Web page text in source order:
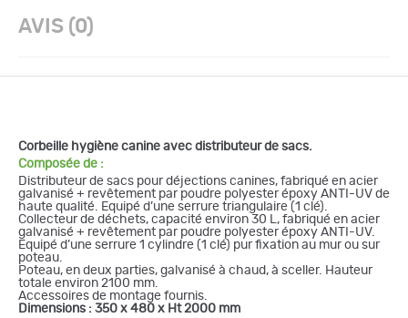
AVIS (0)
Corbeille hygiène canine avec distributeur de sacs.
Composée de :
Distributeur de sacs pour déjections canines, fabriqué en acier
galvanisé + revêtement par poudre polyester époxy ANTI-UV de
haute qualité. Equipé d’une serrure triangulaire (1 clé).
Collecteur de déchets, capacité environ 30 L, fabriqué en acier
galvanisé + revêtement par poudre polyester époxy ANTI-UV.
Equipé d’une serrure 1 cylindre (1 clé) pur fixation au mur ou sur
poteau.
Poteau, en deux parties, galvanisé à chaud, à sceller. Hauteur
totale environ 2100 mm.
Accessoires de montage fournis.
Dimensions : 350 x 480 x Ht 2000 mm